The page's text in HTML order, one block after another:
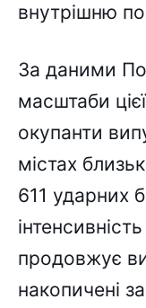
внутрішню
За даними
масштаби
окупанти
містах
611 ударних
продовжує
накопичені